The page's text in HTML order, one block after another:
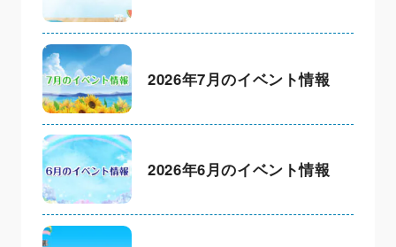
2026年7月のイベント情報
2026年6月のイベント情報